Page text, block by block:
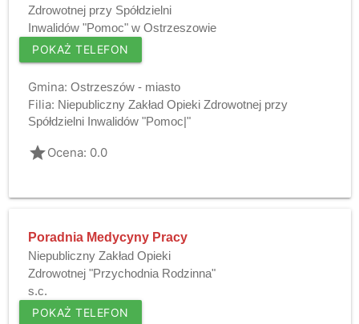
Zdrowotnej przy Spółdzielni
Inwalidów "Pomoc" w Ostrzeszowie
POKAŻ TELEFON
Gmina: Ostrzeszów - miasto
Filia: Niepubliczny Zakład Opieki Zdrowotnej przy
Spółdzielni Inwalidów "Pomoc|"
gradeOcena: 0.0
Poradnia Medycyny Pracy
Niepubliczny Zakład Opieki
Zdrowotnej "Przychodnia Rodzinna"
s.c.
POKAŻ TELEFON